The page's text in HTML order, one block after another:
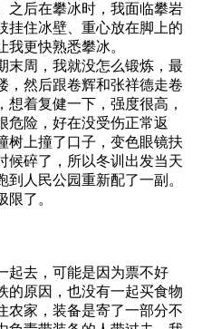
之后在攀冰时，我面临攀岩
挂住冰壁、重心放在脚上的
我更快熟悉攀冰。
末周，我就没怎么锻炼，最
，然后跟卷辉和张祥德走卷
想着复健一下，强度很高，
危险，好在没受伤正常返
树上撞了口子，变色眼镜扶
候碎了，所以冬训出发当天
到人民公园重新配了一副。
限了。
起去，可能是因为票不好
的原因，也没有一起买食物
农家，装备是寄了一部分不